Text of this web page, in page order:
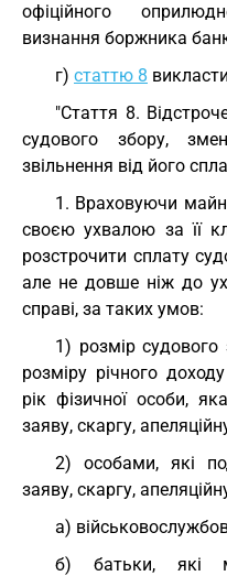
офіційного
визнання боржника
г) статтю 8
"Стаття 8.
судового збору,
звільнення від його
1. Враховуючи
своєю ухвалою за її
розстрочити сплату
але не довше ніж до
справі, за таких умов:
1) розмір судового
розміру річного
рік фізичної особи,
заяву, скаргу,
2) особами, які
заяву, скаргу,
а)
б) батьки, які